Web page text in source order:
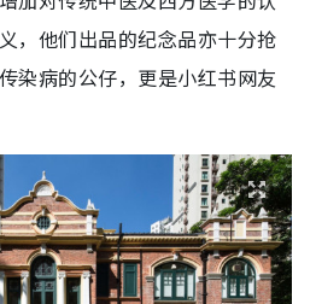
，他们出品的纪念品亦十分抢
染病的公仔，更是小红书网友